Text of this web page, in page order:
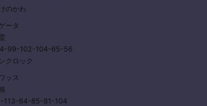
のかわ
ータ
99-102-104-65-56
クロック
ッス
113-64-85-81-104